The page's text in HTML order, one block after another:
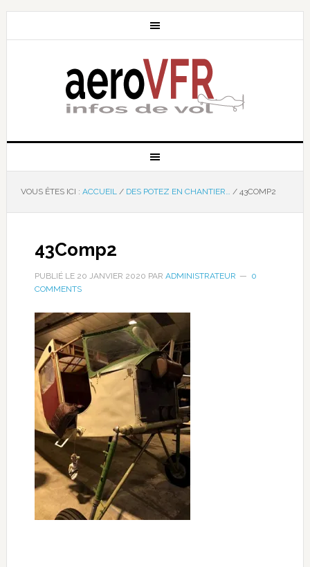
VOUS ÊTES ICI : ACCUEIL / DES POTEZ EN CHANTIER… /43COMP2
43Comp2
PUBLIÉ LE 20 JANVIER 2020 PAR ADMINISTRATEUR
0
COMMENTS